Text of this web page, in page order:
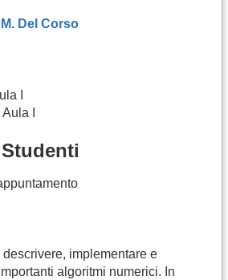
Del Corso
I
I
descrivere, implementare e
algoritmi numerici. In